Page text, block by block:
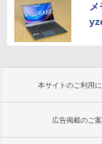
メ
本サイトのご利用
広告掲載のご